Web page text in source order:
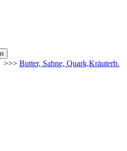
>>> Butter, Sahne, Quark,Kräuterb.